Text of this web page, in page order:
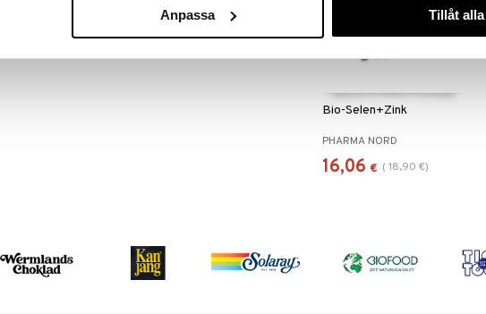
Anpassa Tillåt alla
Bio-Selen+Zink
PHARMA NORD
16,06 € ( 18,90 €)